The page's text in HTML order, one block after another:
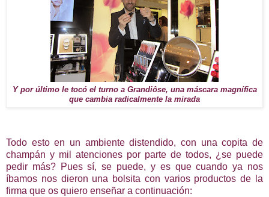
Y por último le tocó el turno a Grandiôse, una máscara magnífica
que cambia radicalmente la mirada
Todo esto en un ambiente distendido, con una copita de
champán y mil atenciones por parte de todos, ¿se puede
pedir más? Pues sí, se puede, y es que cuando ya nos
íbamos nos dieron una bolsita con varios productos de la
firma que os quiero enseñar a continuación: